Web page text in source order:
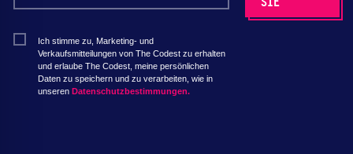
Ich stimme zu, Marketing- und
Verkaufsmitteilungen von The Codest zu erhalten
und erlaube The Codest, meine persönlichen
Daten zu speichern und zu verarbeiten, wie in
unseren Datenschutzbestimmungen.